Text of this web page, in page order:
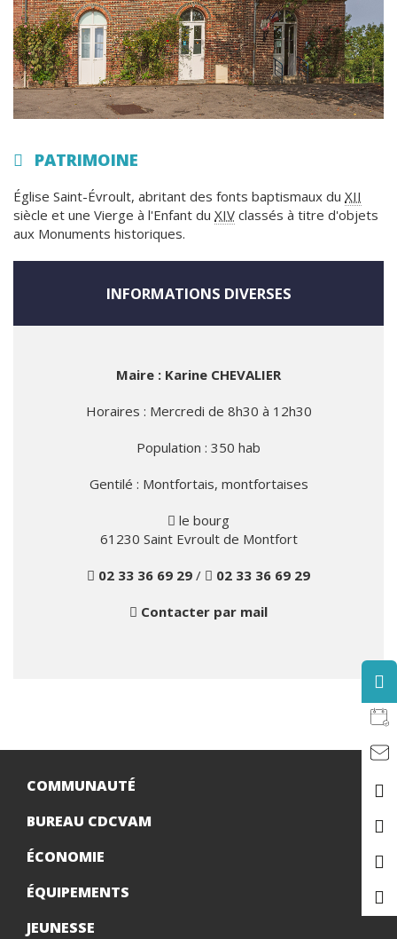
PATRIMOINE
Église Saint-Évroult, abritant des fonts baptismaux du XII
siècle et une Vierge à l'Enfant du XIV classés à titre d'objets
aux Monuments historiques.
INFORMATIONS DIVERSES
Maire : Karine CHEVALIER
Horaires : Mercredi de 8h30 à 12h30
Population : 350 hab
Gentilé : Montfortais, montfortaises
le bourg
61230 Saint Evroult de Montfort
02 33 36 69 29 / 02 33 36 69 29
Contacter par mail
COMMUNAUTÉ
BUREAU CDCVAM
ÉCONOMIE
ÉQUIPEMENTS
JEUNESSE